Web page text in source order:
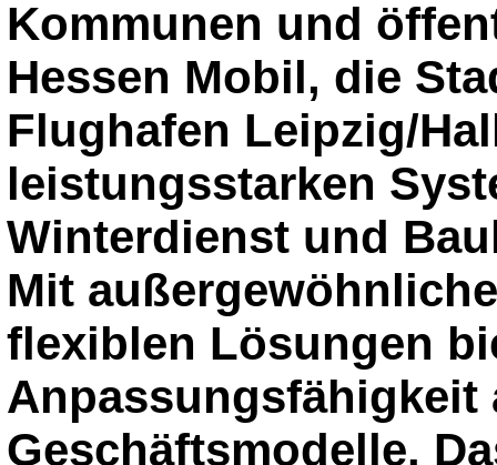
Kommunen und
Hessen Mobil, die
Flughafen Leipzig/
leistungsstarken
Winterdienst und
Mit
flexiblen Lösungen
Geschäftsmodelle.